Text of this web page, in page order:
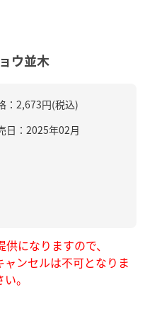
ウ並木
：2,673円(税込)
日：2025年02月
になりますので、
ンセルは不可となりま
。